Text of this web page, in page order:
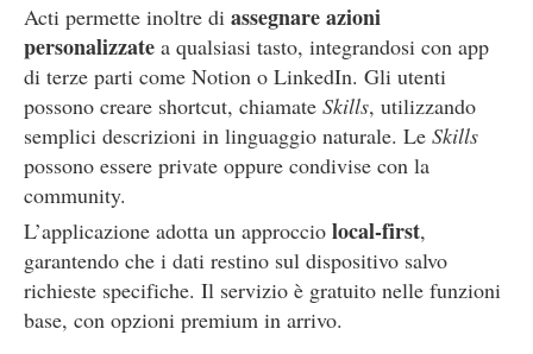
Acti permette inoltre di assegnare azioni
personalizzate a qualsiasi tasto, integrandosi con app
di terze parti come Notion o LinkedIn. Gli utenti
possono creare shortcut, chiamate Skills, utilizzando
semplici descrizioni in linguaggio naturale. Le Skills
possono essere private oppure condivise con la
community.
L’applicazione adotta un approccio local-first,
garantendo che i dati restino sul dispositivo salvo
richieste specifiche. Il servizio è gratuito nelle funzioni
base, con opzioni premium in arrivo.